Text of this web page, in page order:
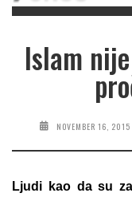
Islam
NOVEMBER 16, 2015
Ljudi kao da su